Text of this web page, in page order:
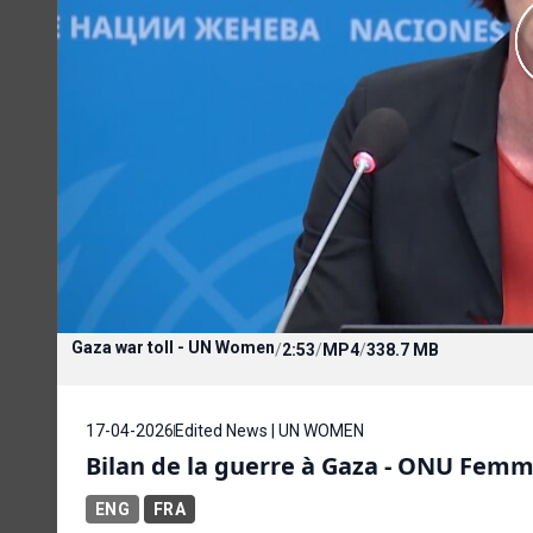
Gaza war toll - UN Women/2:53/MP4/338.7 MB
17-04-2026 Edited News | UN WOMEN
Bilan de la guerre à Gaza - ONU
ENG FRA